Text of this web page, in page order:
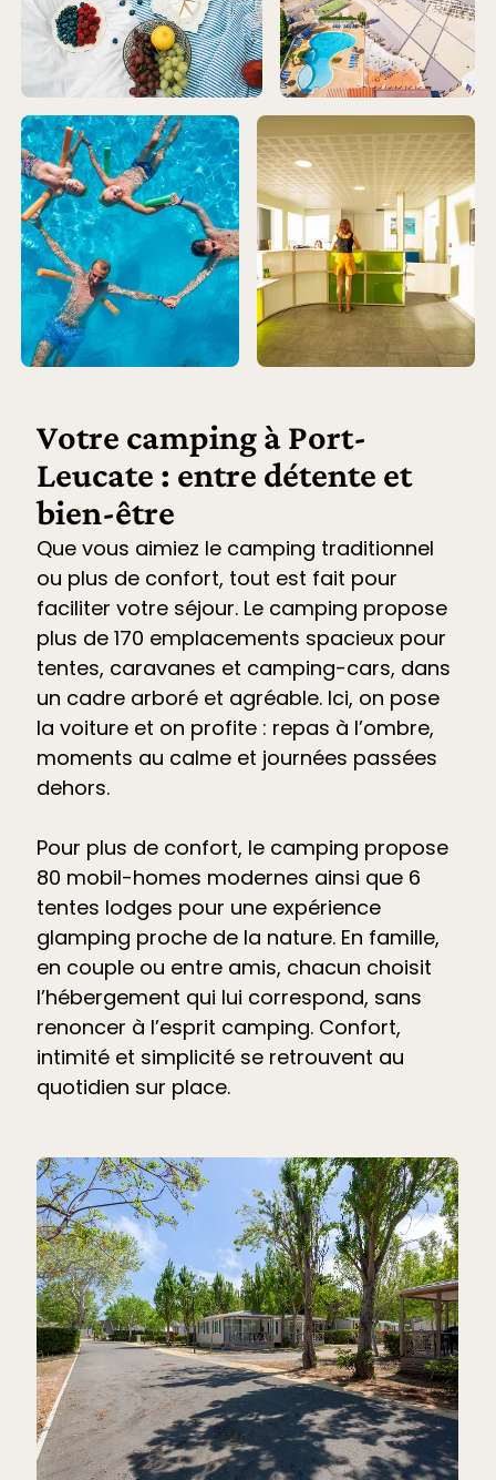
Votre camping à Port-
Leucate : entre détente et
bien-être
Que vous aimiez le camping traditionnel
ou plus de confort, tout est fait pour
faciliter votre séjour. Le camping propose
plus de 170 emplacements spacieux pour
tentes, caravanes et camping-cars, dans
un cadre arboré et agréable. Ici, on pose
la voiture et on profite : repas à l’ombre,
moments au calme et journées passées
dehors.
Pour plus de confort, le camping propose
80 mobil-homes modernes ainsi que 6
tentes lodges pour une expérience
glamping proche de la nature. En famille,
en couple ou entre amis, chacun choisit
l’hébergement qui lui correspond, sans
renoncer à l’esprit camping. Confort,
intimité et simplicité se retrouvent au
quotidien sur place.